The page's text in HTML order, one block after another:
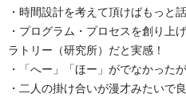
・時間設計を考えて頂けばもっと
・プログラム・プロセスを創り上
ラトリー（研究所）だと実感！
・「へー」「ほー」がでなかった
・二人の掛け合いが漫才みたいで